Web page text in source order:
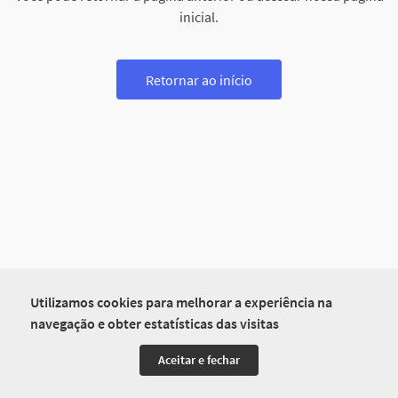
Utilizamos cookies para melhorar a experiência na
navegação e obter estatísticas das visitas
Aceitar e fechar
inicial.
Retornar ao início